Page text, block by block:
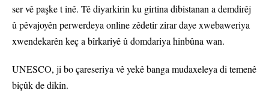
ser vê paşke t inê. Tê diyarkirin ku girtina dibistanan a demdirêj
û pêvajoyên perwerdeya online zêdetir zirar daye xwebaweriya
xwendekarên keç a bîrkariyê û domdariya hinbûna wan.
UNESCO, ji bo çareseriya vê yekê banga mudaxeleya di temenê
biçûk de dikin.